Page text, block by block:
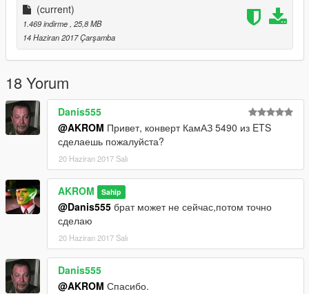
(current)
1.469 indirme, 25,8 MB
14 Haziran 2017 Çarşamba
18 Yorum
Danis555
@AKROM Привет, конверт КамАЗ 5490 из ETS
сделаешь пожалуйста?
20 Haziran 2017 Salı
AKROM Sahip
@Danis555 брат может не сейчас,потом точно
сделаю
20 Haziran 2017 Salı
Danis555
@AKROM Спасибо.